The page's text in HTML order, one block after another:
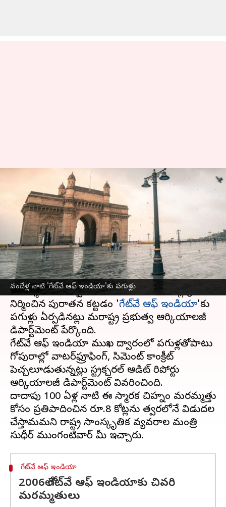
వందేళ్ల నాటి 'గేట్‌వే ఆఫ్ ఇండియా'కు పగుళ్లు
ముంబయి: 100ఏళ్ల నాటి 'గేట్‌వే ఆఫ్
ఇండియా'కు పగుళ్లు-
పెచ్చులూడుతున్న స్మారక చిహ్నం
వ్రాసిన వారు Stalin Mar 09, 2023 12:44 pm
ఈ వార్తాకథనం ఏంటి
మహారాష్ట్ర ముంబయికి సముద్రం ద్వారా వచ్చే
సందర్శకులకు స్వాగతం పలికేందుకు 100ఏళ్ల క్రితం
నిర్మించిన పురాతన కట్టడం 'గేట్‌వే ఆఫ్ ఇండియా'కు
పగుళ్లు ఏర్పడినట్లు మహారాష్ట్ర ప్రభుత్వ ఆర్కియాలజీ
డిపార్ట్‌మెంట్ పేర్కొంది.
గేట్‌వే ఆఫ్ ఇండియా ముఖ ద్వారంలో పగుళ్లతోపాటు
గోపురాల్లో వాటర్‌ఫ్రూఫింగ్, సిమెంట్ కాంక్రీట్‌
పెచ్చలూడుతున్నట్లు స్ట్రక్చరల్ ఆడిట్ రిపోర్టు
ఆర్కియాలజీ డిపార్ట్‌మెంట్ వివరించింది.
దాదాపు 100 ఏళ్ల నాటి ఈ స్మారక చిహ్నం మరమ్మత్తు
కోసం ప్రతిపాదించిన రూ.8 కోట్లను త్వరలోనే విడుదల
చేస్తామమని రాష్ట్ర సాంస్కృతిక వ్యవహారాల మంత్రి
గేట్‌వే ఆఫ్ ఇండియా
2006లో గేట్‌వే ఆఫ్ ఇండియాకు చివరి
మరమ్మతులు